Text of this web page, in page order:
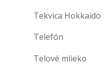
Tekvica Hokkaido
Telefón
Telové mlieko